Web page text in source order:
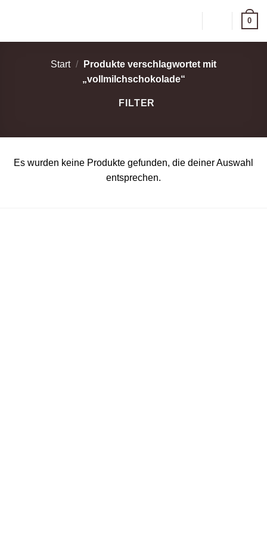
0
Start /
Produkte verschlagwortet mit
„vollmilchschokolade“
FILTER
Es wurden keine Produkte gefunden, die deiner Auswahl
entsprechen.